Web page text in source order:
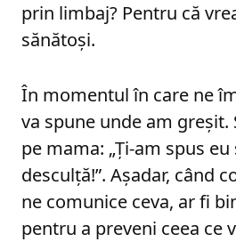
prin limbaj? Pentru că
sănătoși.
În momentul în care ne
va spune unde am greșit.
pe mama: „Ți-am spus
desculță!”. Așadar, când
ne comunice ceva, ar fi
pentru a preveni ceea ce